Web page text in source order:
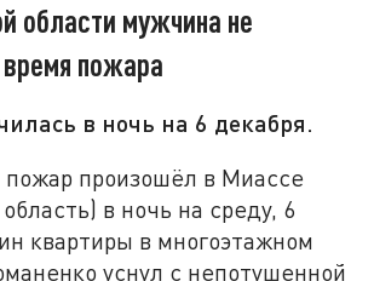
области мужчина не
пожара
в ночь на 6 декабря.
произошёл в Миассе
в ночь на среду, 6
квартиры в многоэтажном
уснул с непотушенной